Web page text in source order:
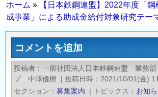
動
パ
ン
く
ホーム
【日本鉄鋼連盟】2022年度「
成事業」による助成金給付対象研究テー
コメントを追加
投稿者
一般社団法人日本鉄鋼連盟 業務
プ 中澤優樹 | 投稿日時
2021/10/01(金)
セクション
募集案内 | トピックス お知